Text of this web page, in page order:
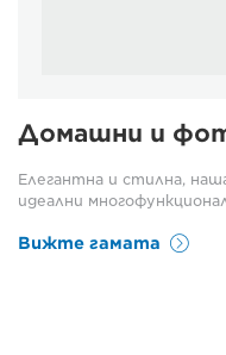
Домашни и
Елегантна и стилна,
идеални
Вижте гамата